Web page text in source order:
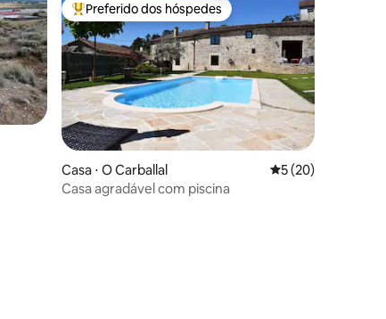
Entre os melhores preferidos dos hóspedes
Preferido dos hóspedes
Casa ⋅ O Carballal 5 de uma
5 (20)
Casa agradável com piscina